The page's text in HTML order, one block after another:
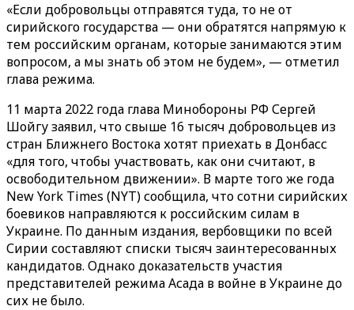
«‎‎Если добровольцы отправятся туда, то не от
сирийского государства — они обратятся напрямую к
тем российским органам, которые занимаются этим
вопросом, а мы знать об этом не будем»‎, — отметил
глава режима.
11 марта 2022 года глава Минобороны РФ Сергей
Шойгу заявил, что свыше 16 тысяч добровольцев из
стран Ближнего Востока хотят приехать в Донбасс
«для того, чтобы участвовать, как они считают, в
освободительном движении». В марте того же года
New York Times (NYT) сообщила, что сотни сирийских
боевиков направляются к российским силам в
Украине. По данным издания, вербовщики по всей
Сирии составляют списки тысяч заинтересованных
кандидатов. Однако доказательств участия
представителей режима Асада в войне в Украине до
сих не было.